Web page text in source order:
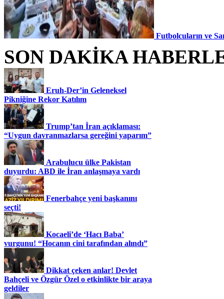
Futbolcuların ve
SON DAKİKA
Eruh-Der’in Geleneksel
Pikniğine Rekor Katılım
Trump’tan İran açıklaması:
“Uygun davranmazlarsa gereğini yaparım”
Arabulucu ülke Pakistan
duyurdu: ABD ile İran anlaşmaya vardı
Fenerbahçe yeni başkanını
seçti!
Kocaeli’de ‘Hacı Baba’
vurgunu! “Hocanın cini tarafından alındı”
Dikkat çeken anlar! Devlet
Bahçeli ve Özgür Özel o etkinlikte bir araya
geldiler